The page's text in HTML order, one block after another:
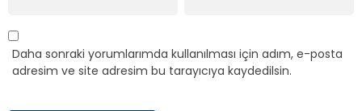
Daha sonraki yorumlarımda kullanılması için adım, e-posta
adresim ve site adresim bu tarayıcıya kaydedilsin.